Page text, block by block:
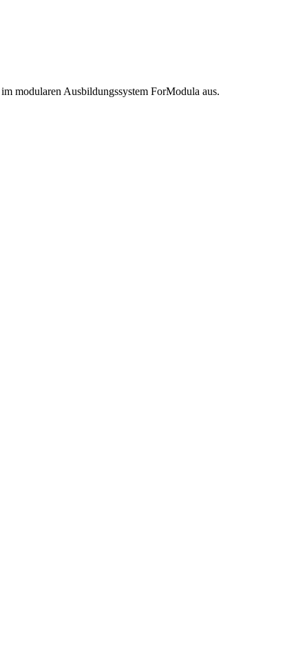
modularen Ausbildungssystem ForModula aus.